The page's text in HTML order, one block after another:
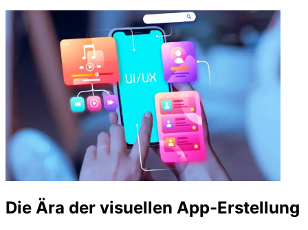
Die Ära der visuellen App-Erstellung